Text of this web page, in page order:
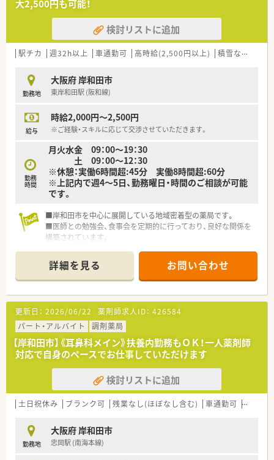
■年齢問わず地域に暮らす様々な方が訪れる環境で、健康相談を
通じてセルフメディケーション推進に貢献でき、カウンセリング
力が身につきます◇
■在宅医療への取り組みも積極的行っており、薬のことはもちろ
ん、衛星用品やくらしの必需品など、生活面をトータルサポー
＼＼こんな薬局です／／
■東岸和田駅から徒歩5分の立地にある商業施設内の薬局
■産休・育休取得実績あり！
開設してからまだ数年ですが、すでに2名が産休・育休を取得し
子育て世代にも理解を得られやすい環境がありますので、安心し
てお勤めしていただけます。
大2,500円も可能！
検討リストに追加
駅チカ 週32h以上 車通勤可 高時給(2,500円以上) 積雪なし
勤務地
大阪府 岸和田市
東岸和田駅 (阪和線)
給与
時給2,000円～2,500円
※ご経験・スキルに応じて交渉させていただきます。
勤務
時間
月火水金 09：00～19：30
土 09：00～12：30
※休憩：実働6時間超:45分 実働8時間超:60分
※上記内で週4～5日、勤務曜日・時間のご相談が可能
です。
■岸和田市を中心に展開している地域密着型の薬局です。
■医師との勉強会、食事会を定期的に行っており、良好な関係を
構築されています。
だけます。
■独立開業支援も行っていらっしゃいます。
詳細を見る お問い合わせ
更新日： 2026/06/22 薬剤師求人ID： 426584
パート・アルバイト
調剤薬局
【岸和田市】《耳鼻科メイン》扶養内勤務もＯＫ！一人薬剤師
対応で自身のペースでお仕事していただけます
検討リストに追加
土日祝休み ブランク可 残業なし(ほぼなし含む) 車通勤可 積雪な
勤務地
大阪府 岸和田市
忠岡駅 (南海本線)